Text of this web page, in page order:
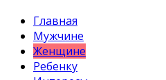
Главная
Мужчине
Женщине
Ребенку